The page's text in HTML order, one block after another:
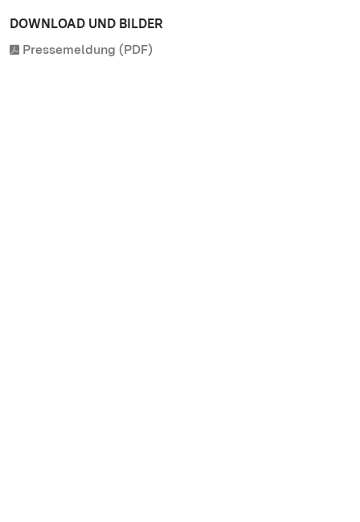
DOWNLOAD UND BILDER
Pressemeldung (PDF)